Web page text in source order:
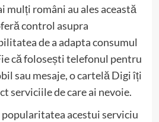
români au ales această
control asupra
de a adapta consumul
că folosești telefonul pentru
sau mesaje, o cartelă Digi îți
serviciile de care ai nevoie.
acestui serviciu